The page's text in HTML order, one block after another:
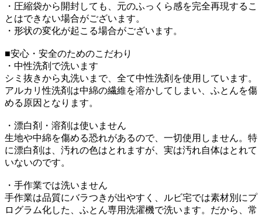
・圧縮袋から開封しても、元のふっくら感を完全再現するこ
とはできない場合がございます。
・形状の変化が起こる場合がございます。
■安心・安全のためのこだわり
・中性洗剤で洗います
シミ抜きから丸洗いまで、全て中性洗剤を使用しています。
アルカリ性洗剤は中綿の繊維を溶かしてしまい、ふとんを傷
める原因となります。
・漂白剤・溶剤は使いません
生地や中綿を傷める恐れがあるので、一切使用しません。特
に漂白剤は、汚れの色はとれますが、実は汚れ自体はとれて
いないのです。
・手作業では洗いません
手作業は品質にバラつきが出やすく、ルビ宅では素材別にプ
ログラム化した、ふとん専用洗濯機で洗います。だから、常